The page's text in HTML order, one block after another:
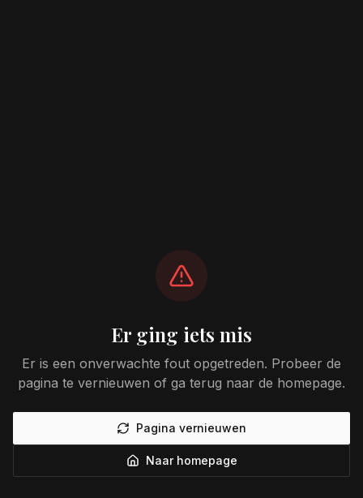
Er ging iets mis
Er is een onverwachte fout opgetreden. Probeer de
pagina te vernieuwen of ga terug naar de homepage.
Pagina vernieuwen
Naar homepage